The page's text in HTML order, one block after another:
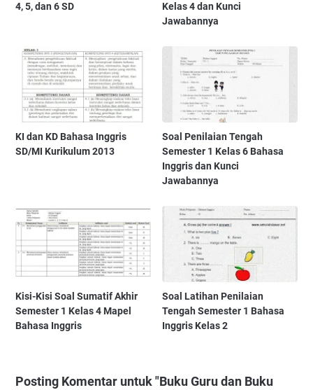
4, 5, dan 6 SD
Kelas 4 dan Kunci
Jawabannya
KI dan KD Bahasa Inggris
SD/MI Kurikulum 2013
Soal Penilaian Tengah
Semester 1 Kelas 6 Bahasa
Inggris dan Kunci
Jawabannya
Kisi-Kisi Soal Sumatif Akhir
Semester 1 Kelas 4 Mapel
Bahasa Inggris
Soal Latihan Penilaian
Tengah Semester 1 Bahasa
Inggris Kelas 2
Posting Komentar untuk "Buku Guru dan Buku